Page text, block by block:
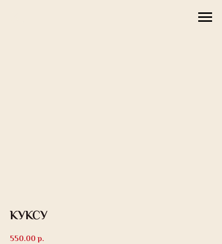
КУКСУ
550.00 р.